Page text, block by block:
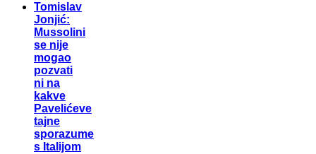
Tomislav
Jonjić:
Mussolini
se nije
mogao
pozvati
ni na
kakve
Pavelićeve
tajne
sporazume
s Italijom